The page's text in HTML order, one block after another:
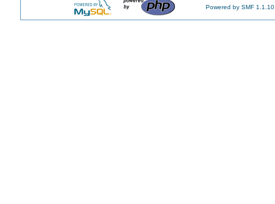
Powered by SMF 1.1.10